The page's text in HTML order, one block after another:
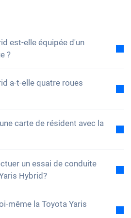
est-elle équipée d'un
?
tu as la possibilité de
a-t-elle quatre roues
Cependant, la voiture
carte de résident avec la
Par conséquent, il n'y a
obtenir une carte de résident.
un essai de conduite
Hybrid?
modèle, il est toutefois
même la Toyota Yaris